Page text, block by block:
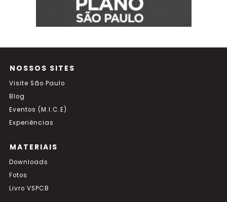
NOSSOS SITES
Visite São Paulo
Blog
Eventos (M.I.C.E)
Experiências
MATERIAIS
Downloads
Fotos
Livro VSPCB